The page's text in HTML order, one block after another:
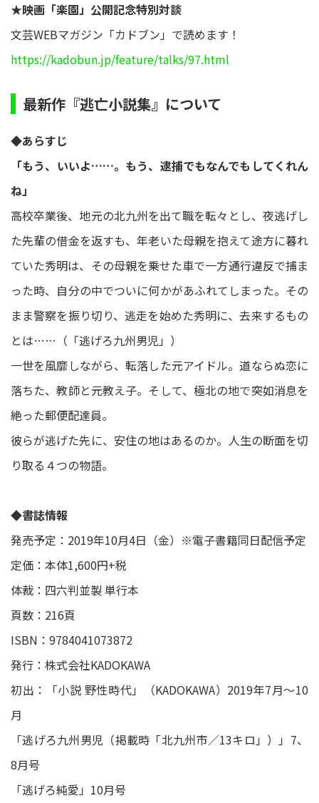
★映画「楽園」公開記念特別対談
文芸WEBマガジン「カドブン」で読めます！
https://kadobun.jp/feature/talks/97.html
最新作『逃亡小説集』について
◆あらすじ
「もう、いいよ……。もう、逮捕でもなんでもしてくれん
ね」
高校卒業後、地元の北九州を出て職を転々とし、夜逃げし
た先輩の借金を返すも、年老いた母親を抱えて途方に暮れ
ていた秀明は、その母親を乗せた車で一方通行違反で捕ま
った時、自分の中でついに何かがあふれてしまった。その
まま警察を振り切り、逃走を始めた秀明に、去来するもの
とは……（「逃げろ九州男児」）
一世を風靡しながら、転落した元アイドル。道ならぬ恋に
落ちた、教師と元教え子。そして、極北の地で突如消息を
絶った郵便配達員。
彼らが逃げた先に、安住の地はあるのか。人生の断面を切
り取る４つの物語。
◆書誌情報
発売予定：2019年10月4日（金）※電子書籍同日配信予定
定価：本体1,600円+税
体裁：四六判並製 単行本
頁数：216頁
ISBN：9784041073872
発行：株式会社KADOKAWA
初出：「小説 野性時代」（KADOKAWA）2019年7月～10
月
「逃げろ九州男児（掲載時「北九州市／13キロ」）」7、
8月号
「逃げろ純愛」10月号